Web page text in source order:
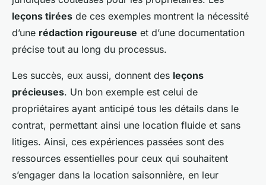
leçons tirées de ces exemples montrent la nécessité
d’une rédaction rigoureuse et d’une documentation
précise tout au long du processus.
Les succès, eux aussi, donnent des leçons
précieuses. Un bon exemple est celui de
propriétaires ayant anticipé tous les détails dans le
contrat, permettant ainsi une location fluide et sans
litiges. Ainsi, ces expériences passées sont des
ressources essentielles pour ceux qui souhaitent
s’engager dans la location saisonnière, en leur